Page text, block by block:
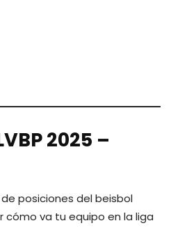
2025 –
posiciones del beisbol
cómo va tu equipo en la liga